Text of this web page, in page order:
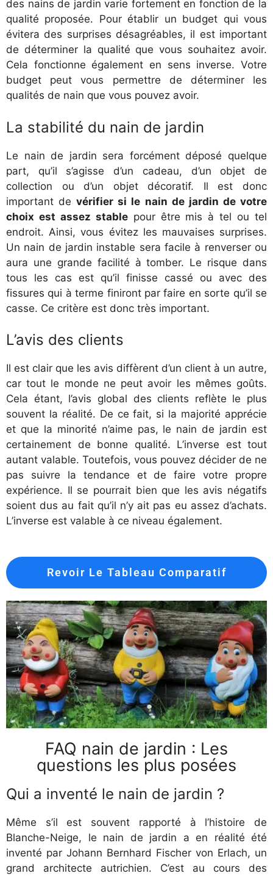
des nains de jardin varie fortement en fonction de la
qualité proposée. Pour établir un budget qui vous
évitera des surprises désagréables, il est important
de déterminer la qualité que vous souhaitez avoir.
Cela fonctionne également en sens inverse. Votre
budget peut vous permettre de déterminer les
qualités de nain que vous pouvez avoir.
La stabilité du nain de jardin
Le nain de jardin sera forcément déposé quelque
part, qu’il s’agisse d’un cadeau, d’un objet de
collection ou d’un objet décoratif. Il est donc
important devérifier si le nain de jardin de votre
choix est assez stablepour être mis à tel ou tel
endroit. Ainsi, vous évitez les mauvaises surprises.
Un nain de jardin instable sera facile à renverser ou
aura une grande facilité à tomber. Le risque dans
tous les cas est qu’il finisse cassé ou avec des
fissures qui à terme finiront par faire en sorte qu’il se
casse. Ce critère est donc très important.
L’avis des clients
Il est clair que les avis diffèrent d’un client à un autre,
car tout le monde ne peut avoir les mêmes goûts.
Cela étant, l’avis global des clients reflète le plus
souvent la réalité. De ce fait, si la majorité apprécie
et que la minorité n’aime pas, le nain de jardin est
certainement de bonne qualité. L’inverse est tout
autant valable. Toutefois, vous pouvez décider de ne
pas suivre la tendance et de faire votre propre
expérience. Il se pourrait bien que les avis négatifs
soient dus au fait qu’il n’y ait pas eu assez d’achats.
L’inverse est valable à ce niveau également.
Revoir Le Tableau Comparatif
FAQ nain de jardin : Les
questions les plus posées
Qui a inventé le nain de jardin ?
Même s’il est souvent rapporté à l’histoire de
Blanche-Neige, le nain de jardin a en réalité été
inventé par Johann Bernhard Fischer von Erlach, un
grand architecte autrichien. C’est au cours des